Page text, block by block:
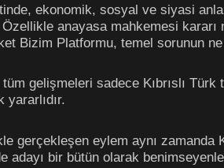
ekonomik, sosyal ve siyasi
anayasa mahkemesi kararı
Bizim Platformu, temel sorunun
gelişmeleri sadece Kıbrıslı Türk
yararlıdır.
gerçekleşen eylem aynı zamanda
adayı bir bütün olarak